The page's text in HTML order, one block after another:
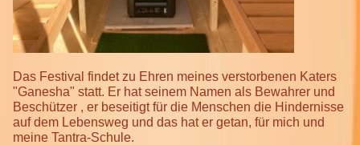
Das Festival findet zu Ehren meines verstorbenen Katers
"Ganesha" statt. Er hat seinem Namen als Bewahrer und
Beschützer , er beseitigt für die Menschen die Hindernisse
auf dem Lebensweg und das hat er getan, für mich und
meine Tantra-Schule.